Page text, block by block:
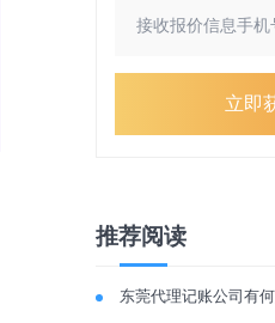
立即
推荐阅读
东莞代理记账公司有